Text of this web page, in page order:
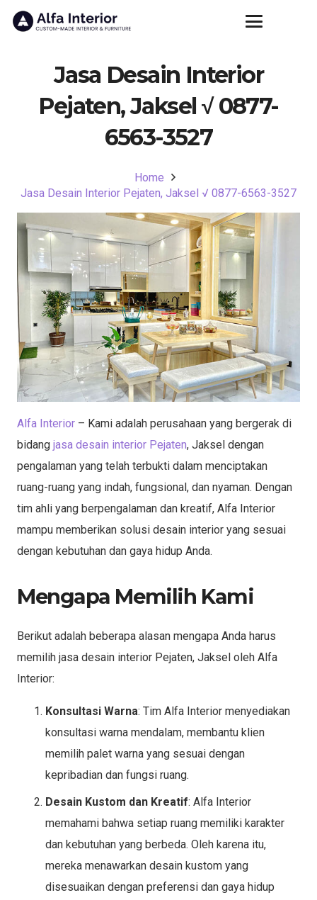
Jasa Desain Interior
Pejaten, Jaksel √ 0877-
6563-3527
Home
Jasa Desain Interior Pejaten, Jaksel √ 0877-6563-3527
Alfa Interior – Kami adalah perusahaan yang bergerak di
bidang jasa desain interior Pejaten, Jaksel dengan
pengalaman yang telah terbukti dalam menciptakan
ruang-ruang yang indah, fungsional, dan nyaman. Dengan
tim ahli yang berpengalaman dan kreatif, Alfa Interior
mampu memberikan solusi desain interior yang sesuai
dengan kebutuhan dan gaya hidup Anda.
Mengapa Memilih Kami
Berikut adalah beberapa alasan mengapa Anda harus
memilih jasa desain interior Pejaten, Jaksel oleh Alfa
Interior:
Konsultasi Warna: Tim Alfa Interior menyediakan
konsultasi warna mendalam, membantu klien
memilih palet warna yang sesuai dengan
kepribadian dan fungsi ruang.
Desain Kustom dan Kreatif: Alfa Interior
memahami bahwa setiap ruang memiliki karakter
dan kebutuhan yang berbeda. Oleh karena itu,
mereka menawarkan desain kustom yang
disesuaikan dengan preferensi dan gaya hidup